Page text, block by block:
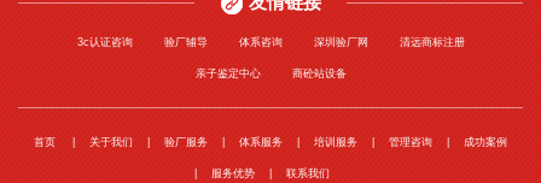
3c认证咨询 验厂辅导 体系咨询 深圳验厂网 清远商标注册
亲子鉴定中心 商砼站设备
首页 关于我们 验厂服务 体系服务 培训服务 管理咨询 成功案例
服务优势 联系我们